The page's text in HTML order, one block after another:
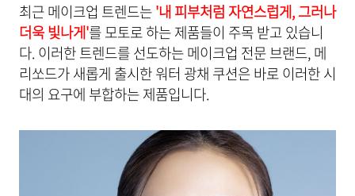
최근 메이크업 트렌드는'내 피부처럼 자연스럽게, 그러나
더욱 빛나게'를 모토로 하는 제품들이 주목 받고 있습니
다. 이러한 트렌드를 선도하는 메이크업 전문 브랜드, 메
리쏘드가 새롭게 출시한 워터 광채 쿠션은 바로 이러한 시
대의 요구에 부합하는 제품입니다.